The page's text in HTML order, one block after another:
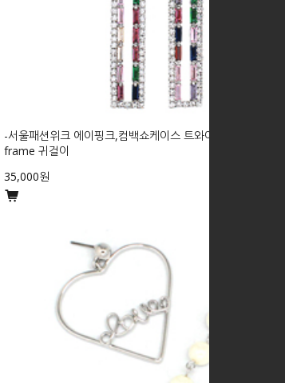
-서울패션위크 에이핑크,컴백쇼케이스 트와이스- beautiful
frame 귀걸이
35,000원